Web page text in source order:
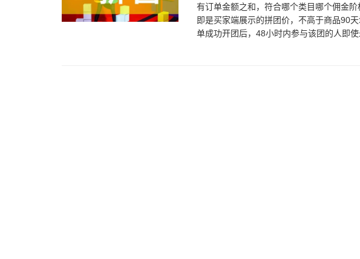
有订单金额之和，符合哪个类目哪个佣金
即是买家端展示的拼团价，不高于商品90
单成功开团后，48小时内参与该团的人即